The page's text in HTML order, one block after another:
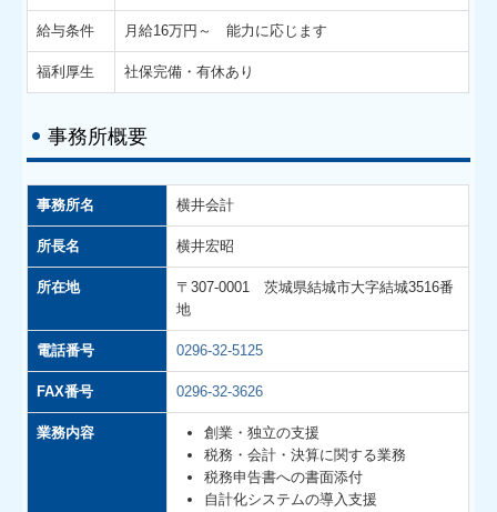
お問合せ
事務所概要
事務所名 横井会計
所長名 横井宏昭
所在地
〒307-0001 茨城県結城市大字結城3516番
地
電話番号 0296-32-5125
FAX番号 0296-32-3626
業務内容
創業・独立の支援
税務・会計・決算に関する業務
税務申告書への書面添付
自計化システムの導入支援
給与条件 月給16万円～ 能力に応じます
福利厚生 社保完備・有休あり